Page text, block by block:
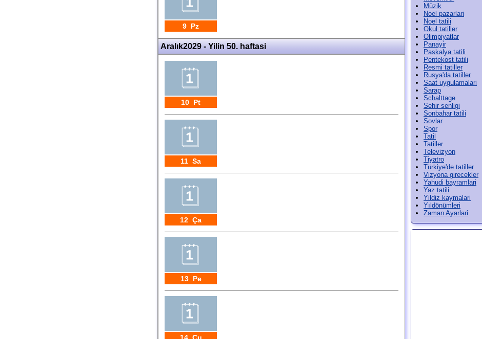
9 Pz
Aralık2029 - Yilin 50. haftasi
10 Pt
11 Sa
12 Ça
13 Pe
Müzik
Noel pazarlari
Noel tatili
Okul tatiller
Olimpiyatlar
Panayir
Paskalya tatili
Pentekost tatili
Resmi tatiller
Rusya'da tatiller
Saat uygulamalari
Sarap
Schalttage
Sehir senligi
Sonbahar tatili
Sovlar
Spor
Tatil
Tatiller
Televizyon
Tiyatro
Türkiye'de tatiller
Vizyona girecekler
Yahudi bayramlari
Yaz tatili
Yildiz kaymalari
Yıldönümleri
Zaman Ayarlari